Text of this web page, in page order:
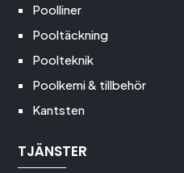
Poolliner
Pooltäckning
Poolteknik
Poolkemi & tillbehör
Kantsten
TJÄNSTER